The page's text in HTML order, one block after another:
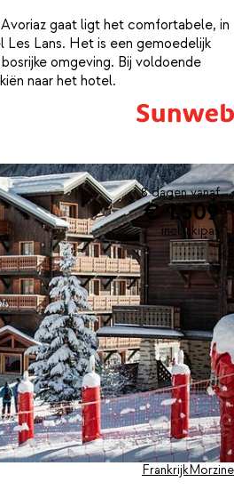
gaat ligt het comfortabele, in
Lans. Het is een gemoedelijk
omgeving. Bij voldoende
naar het hotel.
8 dagen vanaf
€ 1.509
incl. skipas
FrankrijkMorzine